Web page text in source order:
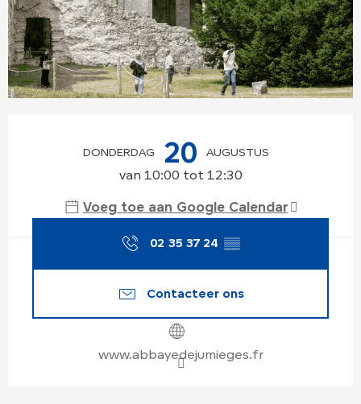
DONDERDAG 20 AUGUSTUS
van 10:00 tot 12:30
Voeg toe aan Google Calendar
02 35 37 24 ▒▒
Contacteer ons
www.abbayedejumieges.fr